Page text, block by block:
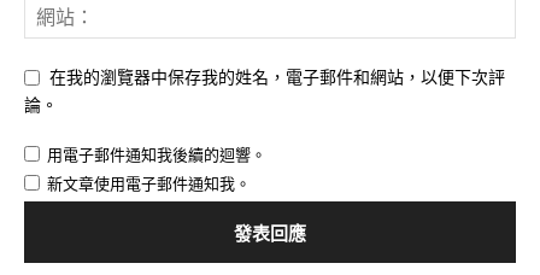
在我的瀏覽器中保存我的姓名，電子郵件和網站，以便下次評
論。
用電子郵件通知我後續的迴響。
新文章使用電子郵件通知我。